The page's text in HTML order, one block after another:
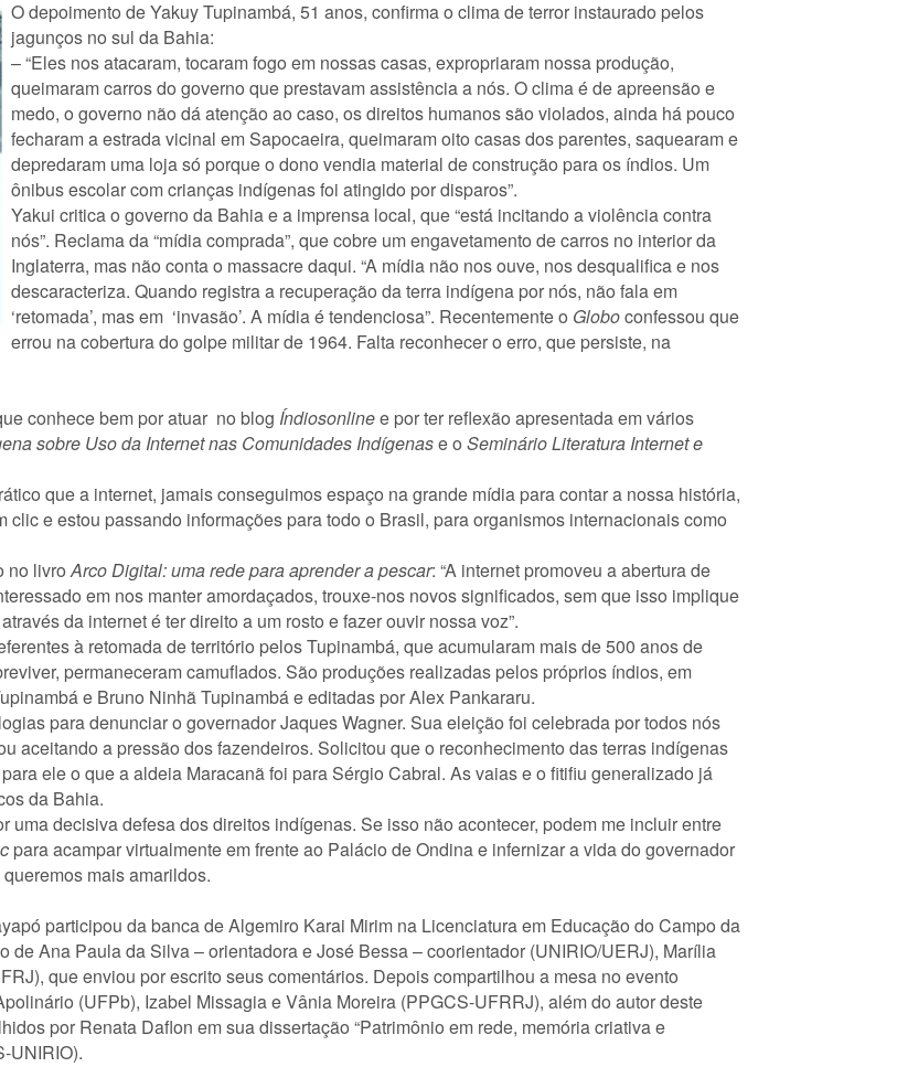
O depoimento de Yakuy Tupinambá, 51 anos, confirma o clima de terror instaurado pelos
jagunços no sul da Bahia:
– “Eles nos atacaram, tocaram fogo em nossas casas, expropriaram nossa produção,
queimaram carros do governo que prestavam assistência a nós. O clima é de apreensão e
medo, o governo não dá atenção ao caso, os direitos humanos são violados, ainda há pouco
fecharam a estrada vicinal em Sapocaeira, queimaram oito casas dos parentes, saquearam e
depredaram uma loja só porque o dono vendia material de construção para os índios. Um
ônibus escolar com crianças indígenas foi atingido por disparos”.
Yakui critica o governo da Bahia e a imprensa local, que “está incitando a violência contra
nós”. Reclama da “mídia comprada”, que cobre um engavetamento de carros no interior da
Inglaterra, mas não conta o massacre daqui. “A mídia não nos ouve, nos desqualifica e nos
descaracteriza. Quando registra a recuperação da terra indígena por nós, não fala em
‘retomada’, mas em ‘invasão’. A mídia é tendenciosa”. Recentemente o Globoconfessou que
errou na cobertura do golpe militar de 1964. Falta reconhecer o erro, que persiste, na
conhece bem por atuar no blog Índiosonlinee por ter reflexão apresentada em vários
sobre Uso da Internet nas Comunidades Indígenase o SeminárioLiteratura Internet e
que a internet, jamais conseguimos espaço na grande mídia para contar a nossa história,
e estou passando informações para todo o Brasil, para organismos internacionais como
no livroArco Digital: uma rede para aprender a pescar: “A internet promoveu a abertura de
em nos manter amordaçados, trouxe-nos novos significados, sem que isso implique
da internet é ter direito a um rosto e fazer ouvir nossa voz”.
à retomada de território pelos Tupinambá, que acumularam mais de 500 anos de
permaneceram camuflados. São produções realizadas pelos próprios índios, em
e Bruno Ninhã Tupinambá e editadas por Alex Pankararu.
para denunciar o governador Jaques Wagner. Sua eleição foi celebrada por todos nós
aceitando a pressão dos fazendeiros. Solicitou que o reconhecimento das terras indígenas
ele o que a aldeia Maracanã foi para Sérgio Cabral. As vaias e o fitifiu generalizado já
da Bahia.
uma decisiva defesa dos direitos indígenas. Se isso não acontecer, podem me incluir entre
para acampar virtualmente em frente ao Palácio de Ondina e infernizar a vida do governador
mais amarildos.
participou da banca de Algemiro Karai Mirim na Licenciatura em Educação do Campo da
Ana Paula da Silva – orientadora e José Bessa – coorientador (UNIRIO/UERJ), Marília
que enviou por escrito seus comentários. Depois compartilhou a mesa no evento
(UFPb), Izabel Missagia e Vânia Moreira (PPGCS-UFRRJ), além do autor deste
por Renata Daflon em sua dissertação “Patrimônio em rede, memória criativa e
UNIRIO).